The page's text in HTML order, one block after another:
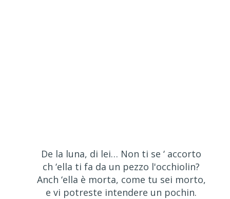
De la luna, di lei… Non ti se ‘ accorto
ch ‘ella ti fa da un pezzo l'occhiolin?
Anch ‘ella è morta, come tu sei morto,
e vi potreste intendere un pochin.